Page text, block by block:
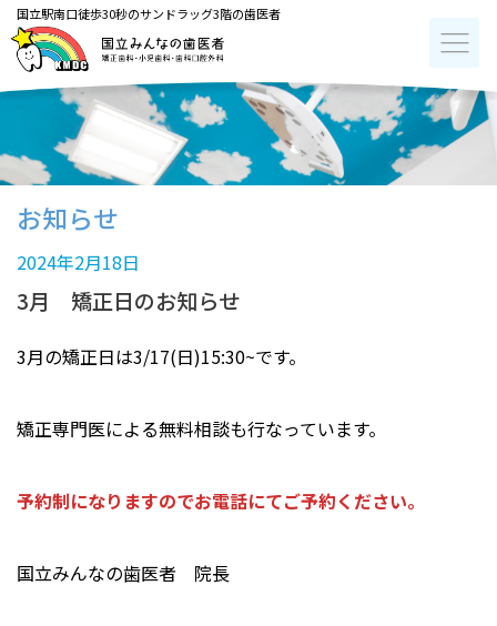
国立駅南口徒歩30秒のサンドラッグ3階の歯医者
お知らせ
2024年2月18日
3月 矯正日のお知らせ
3月の矯正日は3/17(日)15:30~です。
矯正専門医による無料相談も行なっています。
予約制になりますのでお電話にてご予約ください。
国立みんなの歯医者 院長